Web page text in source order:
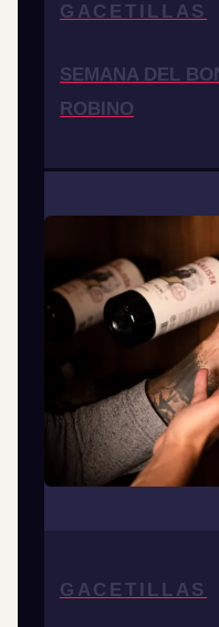
GACETILLAS
SEMANA DEL
ROBINO
GACETILLAS